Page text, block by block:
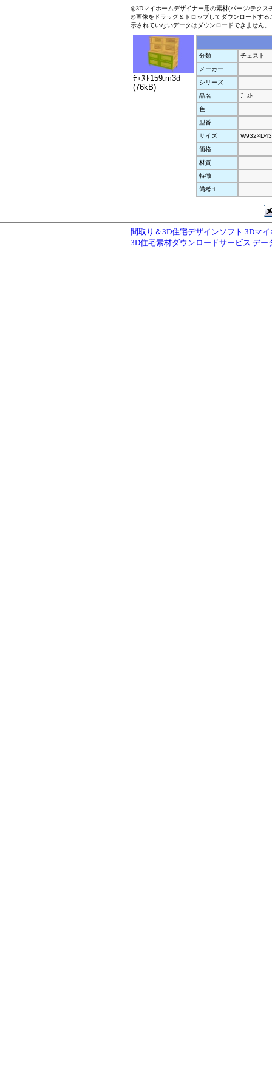
◎3Dマイホームデザイナー用の素材(パーツ/テクス
◎画像をドラッグ＆ドロップしてダウンロードす
示されていないデータはダウンロードできません。
ﾁｪｽﾄ159.m3d
(76kB)
分類
チェスト
メーカー
シリーズ
品名
ﾁｪｽﾄ
色
型番
サイズ
価格
材質
特徴
備考１
間取り＆3D住宅デザインソフト 3Dマ
3D住宅素材ダウンロードサービス デー